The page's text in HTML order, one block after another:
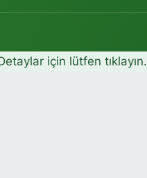
için lütfen tıklayın.